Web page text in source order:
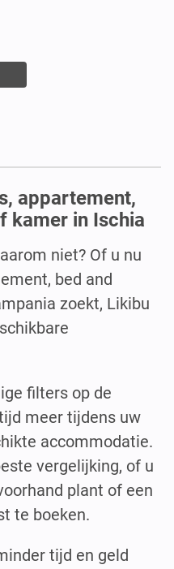
appartement,
kamer in Ischia
niet? Of u nu
bed and
zoekt, Likibu
filters op de
meer tijdens uw
accommodatie.
vergelijking, of u
plant of een
te boeken.
tijd en geld